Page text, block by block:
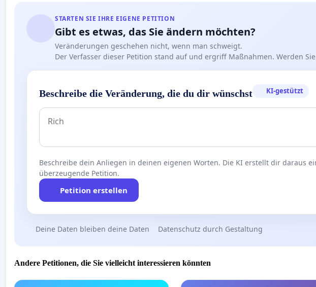
STARTEN SIE IHRE EIGENE PETITION
Gibt es etwas, das Sie ändern möchten?
Veränderungen geschehen nicht, wenn man schweigt.
Der Verfasser dieser Petition stand auf und ergriff Maßnahmen. Werden
Beschreibe die Veränderung, die du dir wünschst KI-gestützt
Beschreibe dein Anliegen in deinen eigenen Worten. Die KI erstellt dir daraus
überzeugende Petition.
Petition erstellen
Deine Daten bleiben deine Daten Datenschutz durch Gestaltung
Andere Petitionen, die Sie vielleicht interessieren könnten